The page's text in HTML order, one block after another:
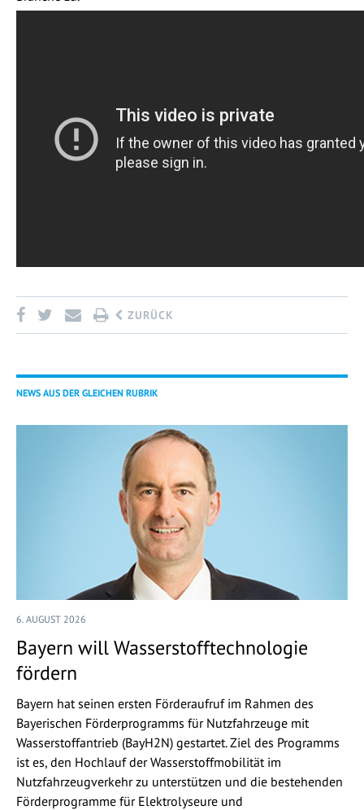
ZURÜCK
NEWS AUS DER GLEICHEN RUBRIK
6. AUGUST 2026
Bayern will Wasserstofftechnologie
fördern
Bayern hat seinen ersten Förderaufruf im Rahmen des
Bayerischen Förderprogramms für Nutzfahrzeuge mit
Wasserstoffantrieb (BayH2N) gestartet. Ziel des Programms
ist es, den Hochlauf der Wasserstoffmobilität im
Nutzfahrzeugverkehr zu unterstützen und die bestehenden
Förderprogramme für Elektrolyseure und